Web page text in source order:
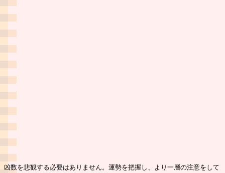
凶数を悲観する必要はありません。運勢を把握し、より一層の注意をして